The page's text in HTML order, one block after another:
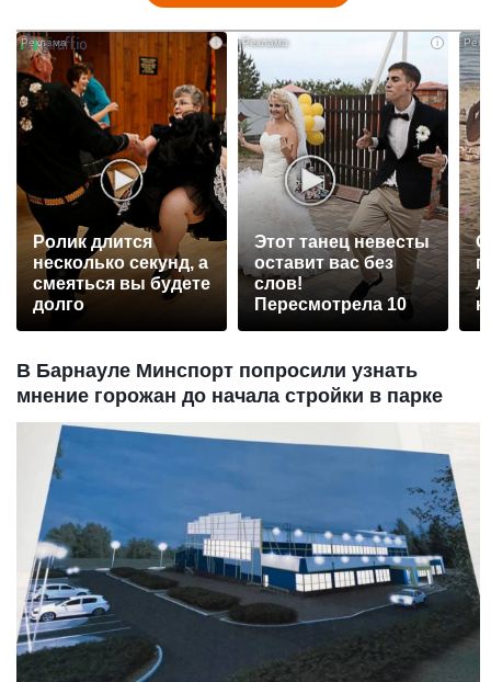
Ролик длится
несколько секунд, а
смеяться вы будете
долго
i
Этот танец невесты
оставит вас без
слов!
Пересмотрела 10
В Барнауле Минспорт попросили узнать
мнение горожан до начала стройки в парке